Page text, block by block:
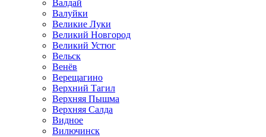
Валдай
Валуйки
Великие Луки
Великий Новгород
Великий Устюг
Вельск
Венёв
Верещагино
Верхний Тагил
Верхняя Пышма
Верхняя Салда
Видное
Вилючинск